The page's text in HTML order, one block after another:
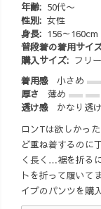
年齢: 50代〜
性別: 女性
身長: 156～160cm
普段着の着用サイ
購入サイズ: フリー
着用感
小さめ
厚さ
薄め
透け感
かなり透
ロンTは欲しかっ
ど重ね着するのに
く長く…裾を折る
トを折って履いて
イプのパンツを購